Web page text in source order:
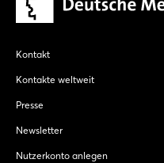
Kontakt
Kontakte weltweit
Presse
Newsletter
Nutzerkonto anlegen